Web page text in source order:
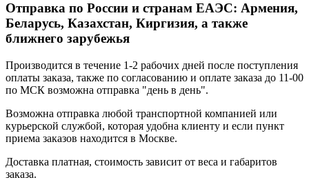
Отправка по России и странам ЕАЭС: Армения,
Беларусь, Казахстан, Киргизия, а также
ближнего зарубежья
Производится в течение 1-2 рабочих дней после поступления
оплаты заказа, также по согласованию и оплате заказа до 11-00
по МСК возможна отправка "день в день".
Возможна отправка любой транспортной компанией или
курьерской службой, которая удобна клиенту и если пункт
приема заказов находится в Москве.
Доставка платная, стоимость зависит от веса и габаритов
заказа.